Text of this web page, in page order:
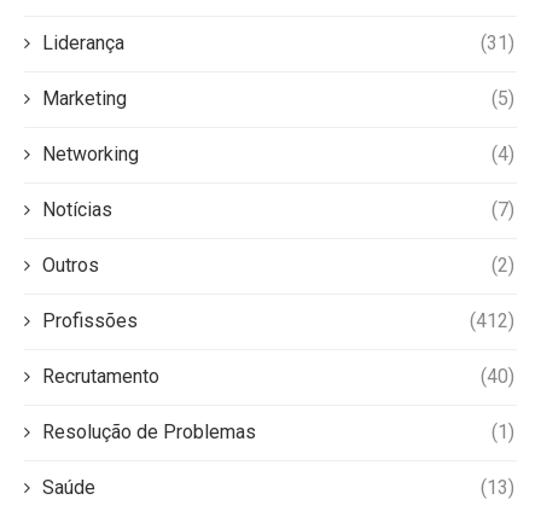
Liderança (31)
Marketing (5)
Networking (4)
Notícias (7)
Outros (2)
Profissões (412)
Recrutamento (40)
Resolução de Problemas (1)
Saúde (13)